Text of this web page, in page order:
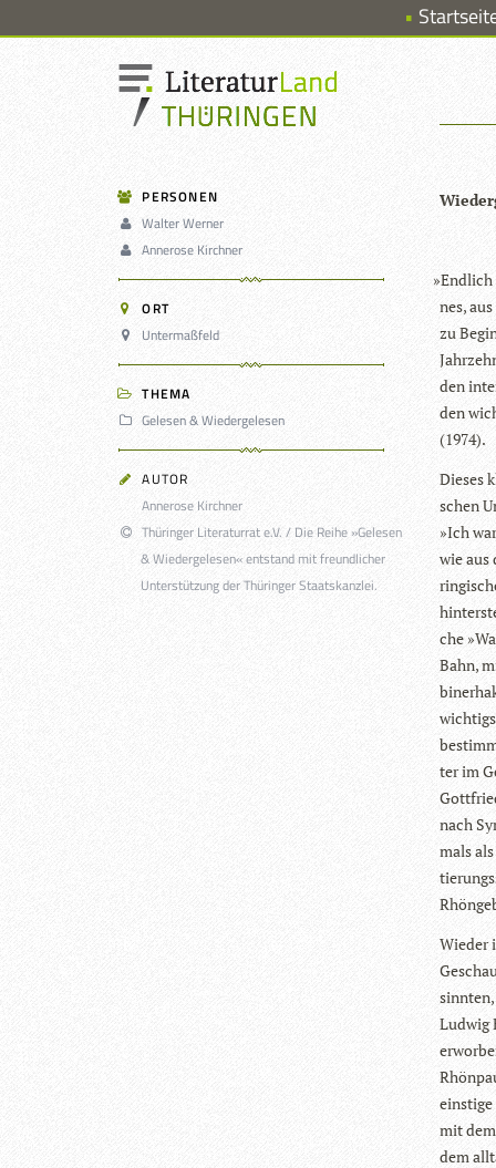
PERSONEN
Walter Werner
Annerose Kirchner
ORT
Untermaßfeld
THEMA
Gelesen & Wiedergelesen
AUTOR
Annerose Kirchner
Thüringer Literaturrat e.V. / Die Reihe »Gelesen
& Wiedergelesen« entstand mit freundlicher
Unterstützung der Thüringer Staatskanzlei.
»
nes,
zu
den
den
(1974).
Die­ses
schen
»Ich
wie aus
che
Bahn,
ter im
nach
mals
Wie­der
Lud­wig
eins­tige
mit
dem